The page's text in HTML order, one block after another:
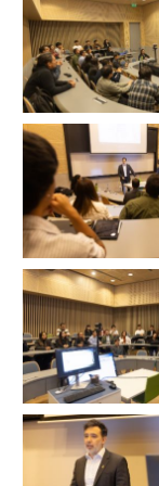
Zoom
Zoom
Zoom